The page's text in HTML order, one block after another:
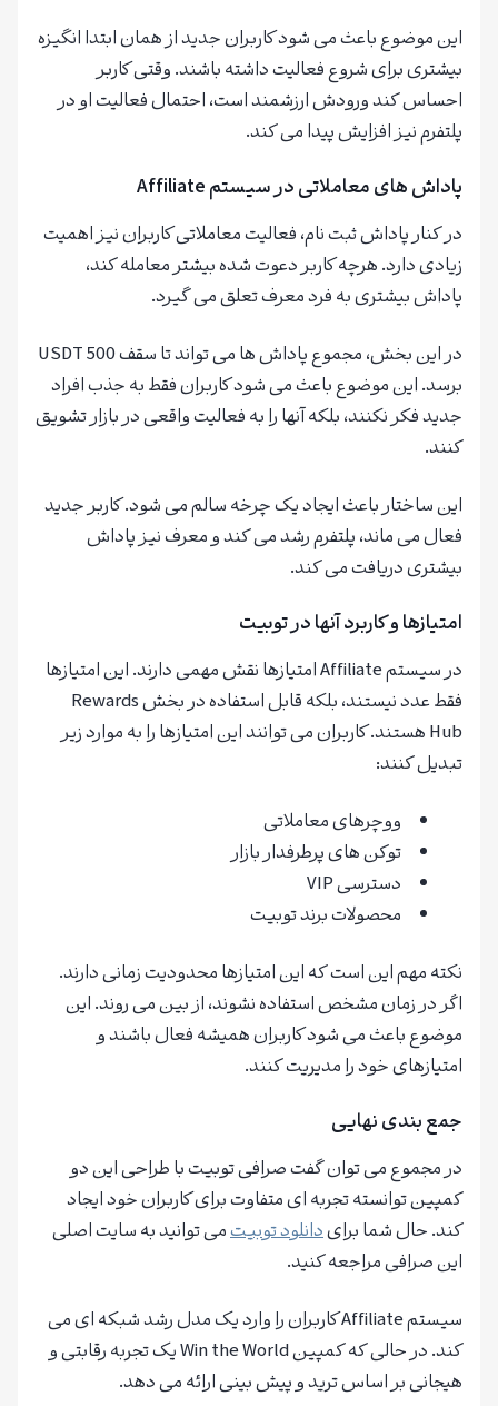
این موضوع باعث می شود کاربران جدید از همان ابتدا انگیزه
بیشتری برای شروع فعالیت داشته باشند. وقتی کاربر
احساس کند ورودش ارزشمند است، احتمال فعالیت او در
پلتفرم نیز افزایش پیدا می کند.
پاداش های معاملاتی در سیستم Affiliate
در کنار پاداش ثبت نام، فعالیت معاملاتی کاربران نیز اهمیت
زیادی دارد. هرچه کاربر دعوت شده بیشتر معامله کند،
پاداش بیشتری به فرد معرف تعلق می گیرد.
در این بخش، مجموع پاداش ها می تواند تا سقف 500 USDT
برسد. این موضوع باعث می شود کاربران فقط به جذب افراد
جدید فکر نکنند، بلکه آنها را به فعالیت واقعی در بازار تشویق
کنند.
این ساختار باعث ایجاد یک چرخه سالم می شود. کاربر جدید
فعال می ماند، پلتفرم رشد می کند و معرف نیز پاداش
بیشتری دریافت می کند.
امتیازها و کاربرد آنها در توبیت
در سیستم Affiliate امتیازها نقش مهمی دارند. این امتیازها
فقط عدد نیستند، بلکه قابل استفاده در بخش Rewards
Hub هستند. کاربران می توانند این امتیازها را به موارد زیر
تبدیل کنند:
ووچرهای معاملاتی
توکن های پرطرفدار بازار
دسترسی VIP
محصولات برند توبیت
نکته مهم این است که این امتیازها محدودیت زمانی دارند.
اگر در زمان مشخص استفاده نشوند، از بین می روند. این
موضوع باعث می شود کاربران همیشه فعال باشند و
امتیازهای خود را مدیریت کنند.
جمع بندی نهایی
در مجموع می توان گفت صرافی توبیت با طراحی این دو
کمپین توانسته تجربه ای متفاوت برای کاربران خود ایجاد
کند. حال شما برایدانلودتوبیتمی توانید به سایت اصلی
این صرافی مراجعه کنید.
سیستم Affiliate کاربران را وارد یک مدل رشد شبکه ای می
کند. در حالی که کمپین Win the World یک تجربه رقابتی و
هیجانی بر اساس ترید و پیش بینی ارائه می دهد.